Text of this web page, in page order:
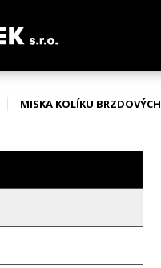
MISKA KOLÍKU